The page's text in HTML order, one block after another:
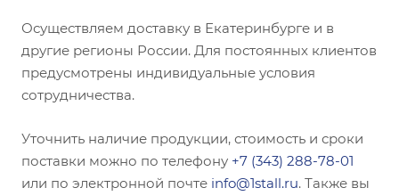
Осуществляем доставку в Екатеринбурге и в
другие регионы России. Для постоянных клиентов
предусмотрены индивидуальные условия
сотрудничества.
Уточнить наличие продукции, стоимость и сроки
поставки можно по телефону +7 (343) 288-78-01
или по электронной почте info@1stall.ru. Также вы